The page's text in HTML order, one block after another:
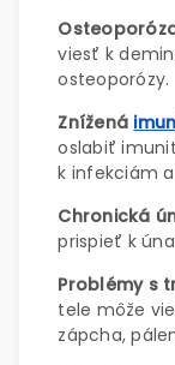
viesť k
osteoporózy.
Znížená
oslabiť
k infekciám
Chronická
prispieť k
Problémy s
tele môže
zápcha,